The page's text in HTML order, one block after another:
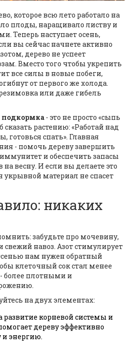
которое всю лето работало на
плоды, наращивало листву и
Теперь наступает осень,
вы сейчас начнете активно
дерево не успеет
Вместо того чтобы укрепить
все силы в новые побеги,
от первого же холода.
или даже гибель
подкормка - это не просто «сыпь
сказать растению: «Работай над
готовься спать». Главная
- помочь дереву завершить
и обеспечить запасы
весну. И если вы делаете это
укрывной материал не спасет
никаких
забудьте про мочевину,
навоз. Азот стимулирует
нам нужен обратный
клеточный сок стал менее
более плотными и
на двух элементах:
развитие корневой системы и
дереву эффективно
и энергию.